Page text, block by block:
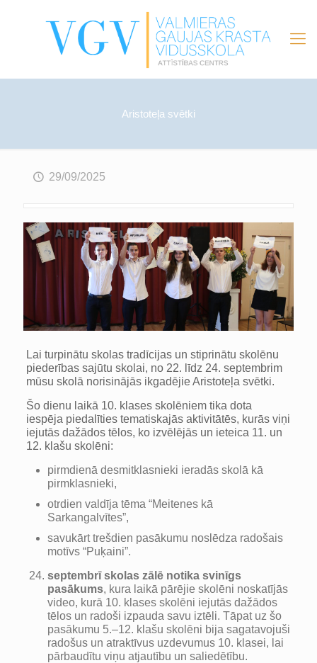
Aristoteļa svētki
29/09/2025
Lai turpinātu skolas tradīcijas un stiprinātu skolēnu
piederības sajūtu skolai, no 22. līdz 24. septembrim
mūsu skolā norisinājās ikgadējie Aristoteļa svētki.
Šo dienu laikā 10. klases skolēniem tika dota
iespēja piedalīties tematiskajās aktivitātēs, kurās viņi
iejutās dažādos tēlos, ko izvēlējās un ieteica 11. un
12. klašu skolēni:
pirmdienā desmitklasnieki ieradās skolā kā
pirmklasnieki,
otrdien valdīja tēma “Meitenes kā
Sarkangalvītes”,
savukārt trešdien pasākumu noslēdza radošais
motīvs “Puķaini”.
septembrī skolas zālē notika svinīgs
pasākums, kura laikā pārējie skolēni noskatījās
video, kurā 10. klases skolēni iejutās dažādos
tēlos un radoši izpauda savu iztēli. Tāpat uz šo
pasākumu 5.–12. klašu skolēni bija sagatavojuši
radošus un atraktīvus uzdevumus 10. klasei, lai
pārbaudītu viņu atjautību un saliedētību.